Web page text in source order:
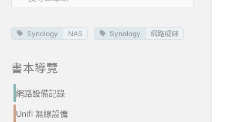
Synology NAS Synology 網路硬碟
書本導覽
網路設備記錄
Unifi 無線設備